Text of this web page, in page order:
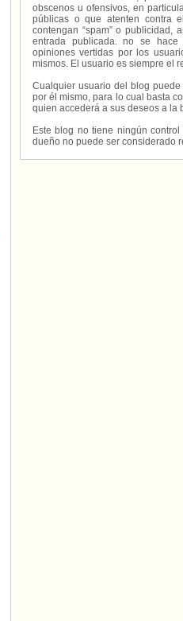
obscenos u ofensivos, en
públicas o que atenten contra
contengan “spam” o
entrada publicada. no se hace
opiniones vertidas por los
mismos. El usuario es siempre el
Cualquier usuario del blog
por él mismo, para lo cual basta
quien accederá a sus deseos a la
Este blog no tiene ningún
dueño no puede ser considerado